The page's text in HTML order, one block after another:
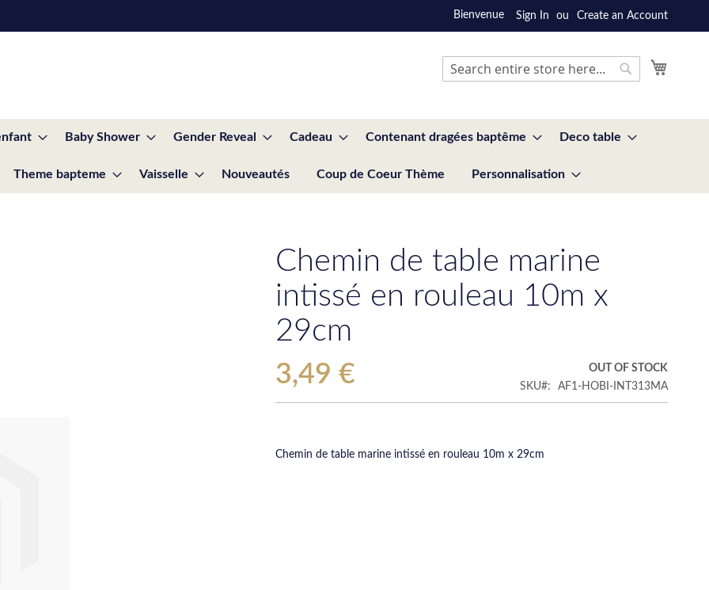
Bienvenue Sign In Create an Account
Search
Baby Shower Gender Reveal Cadeau Contenant dragées baptême Deco table
Theme bapteme Vaisselle Nouveautés Coup de Coeur Thème Personnalisation
Chemin de table marine
intissé en rouleau 10m x
29cm
3,49 €
OUT OF STOCK
SKU
AF1-HOBI-INT313MA
Chemin de table marine intissé en rouleau 10m x 29cm